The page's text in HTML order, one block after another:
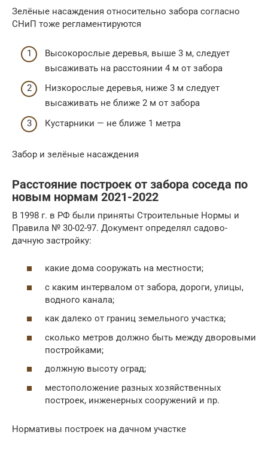
Зелёные насаждения относительно забора согласно
СНиП тоже регламентируются
Высокорослые деревья, выше 3 м, следует
высаживать на расстоянии 4 м от забора
Низкорослые деревья, ниже 3 м следует
высаживать не ближе 2 м от забора
Кустарники — не ближе 1 метра
Забор и зелёные насаждения
Расстояние построек от забора соседа по
новым нормам 2021-2022
В 1998 г. в РФ были приняты Строительные Нормы и
Правила № 30-02-97. Документ определял садово-
дачную застройку:
какие дома сооружать на местности;
с каким интервалом от забора, дороги, улицы,
водного канала;
как далеко от границ земельного участка;
сколько метров должно быть между дворовыми
постройками;
должную высоту оград;
местоположение разных хозяйственных
построек, инженерных сооружений и пр.
Нормативы построек на дачном участке